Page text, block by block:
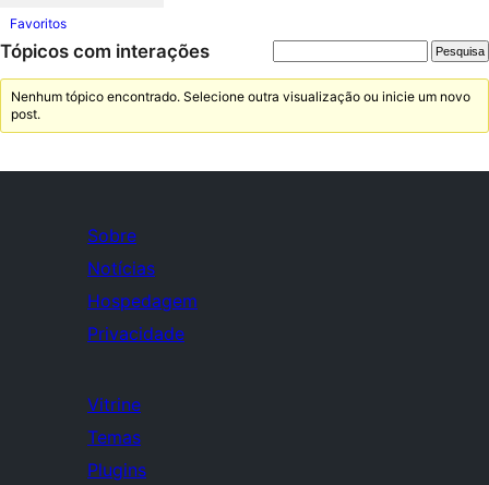
Favoritos
Tópicos com interações
Nenhum tópico encontrado. Selecione outra visualização ou inicie um novo
post.
Sobre
Notícias
Hospedagem
Privacidade
Vitrine
Temas
Plugins